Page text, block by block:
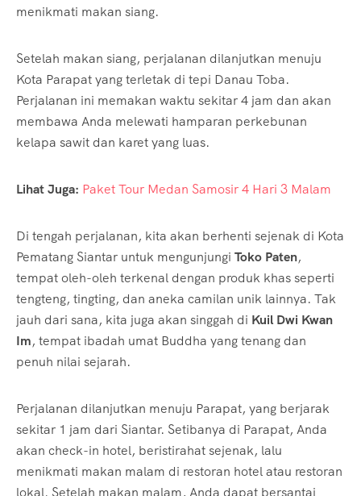
menikmati makan siang.
Setelah makan siang, perjalanan dilanjutkan menuju
Kota Parapat yang terletak di tepi Danau Toba.
Perjalanan ini memakan waktu sekitar 4 jam dan akan
membawa Anda melewati hamparan perkebunan
kelapa sawit dan karet yang luas.
Lihat Juga: Paket Tour Medan Samosir 4 Hari 3 Malam
Di tengah perjalanan, kita akan berhenti sejenak di Kota
Pematang Siantar untuk mengunjungi Toko Paten,
tempat oleh-oleh terkenal dengan produk khas seperti
tengteng, tingting, dan aneka camilan unik lainnya. Tak
jauh dari sana, kita juga akan singgah di Kuil Dwi Kwan
Im, tempat ibadah umat Buddha yang tenang dan
penuh nilai sejarah.
Perjalanan dilanjutkan menuju Parapat, yang berjarak
sekitar 1 jam dari Siantar. Setibanya di Parapat, Anda
akan check-in hotel, beristirahat sejenak, lalu
menikmati makan malam di restoran hotel atau restoran
lokal. Setelah makan malam, Anda dapat bersantai